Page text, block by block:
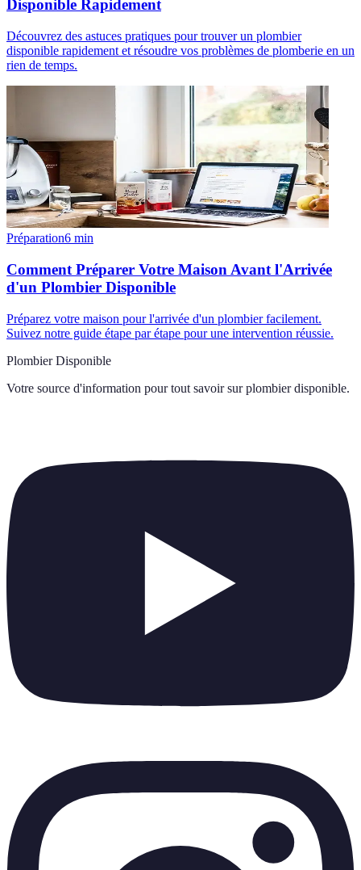
Disponible Rapidement
Découvrez des astuces pratiques pour trouver un plombier
disponible rapidement et résoudre vos problèmes de plomberie en un
rien de temps.
Préparation6 min
Comment Préparer Votre Maison Avant l'Arrivée
d'un Plombier Disponible
Préparez votre maison pour l'arrivée d'un plombier facilement.
Suivez notre guide étape par étape pour une intervention réussie.
Plombier Disponible
Votre source d'information pour tout savoir sur plombier disponible.